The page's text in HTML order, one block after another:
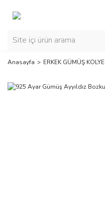
Anasayfa ERKEK GÜMÜŞ KOLYE